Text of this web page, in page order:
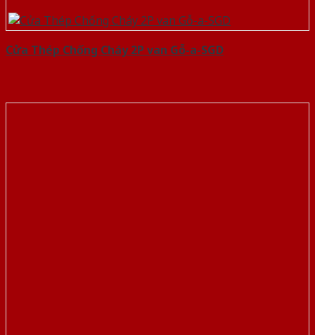
Cửa Thép Chống Cháy 2P van Gỗ-a-SGD